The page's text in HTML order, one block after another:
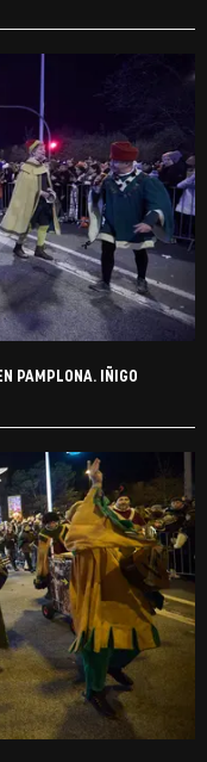
PAMPLONA. IÑIGO
PAMPLONA. IÑIGO